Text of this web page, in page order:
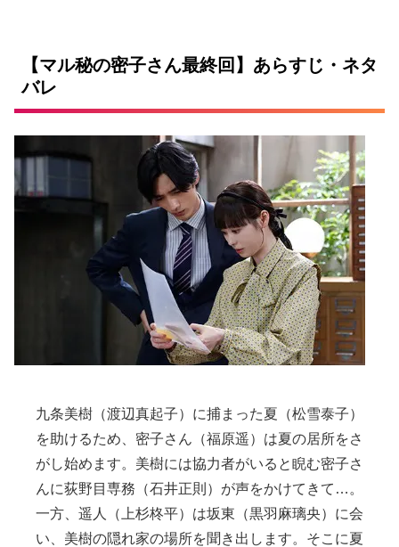
【マル秘の密子さん最終回】あらすじ・ネタ
バレ
九条美樹（渡辺真起子）に捕まった夏（松雪泰子）
を助けるため、密子さん（福原遥）は夏の居所をさ
がし始めます。美樹には協力者がいると睨む密子さ
んに荻野目専務（石井正則）が声をかけてきて…。
一方、遥人（上杉柊平）は坂東（黒羽麻璃央）に会
い、美樹の隠れ家の場所を聞き出します。そこに夏